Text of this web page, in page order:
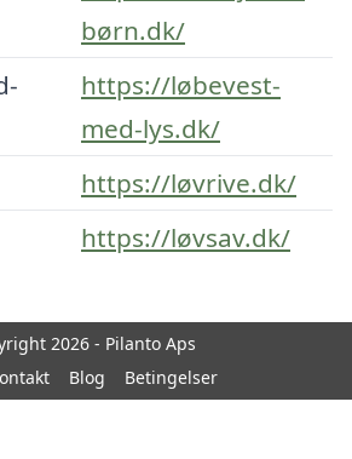
børn.dk/
https://løbevest-
med-lys.dk/
https://løvrive.dk/
https://løvsav.dk/
2026 - Pilanto Aps
Blog Betingelser